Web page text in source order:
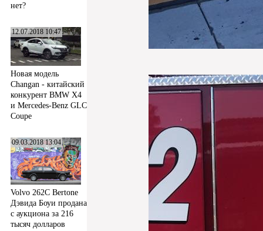
нет?
12.07.2018 10:47
Новая модель
Changan - китайский
конкурент BMW X4
и Mercedes-Benz GLC
Coupe
09.03.2018 13:04
Volvo 262C Bertone
Дэвида Боуи продана
с аукциона за 216
тысяч долларов